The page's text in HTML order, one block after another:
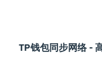
TP钱包同步网络 -